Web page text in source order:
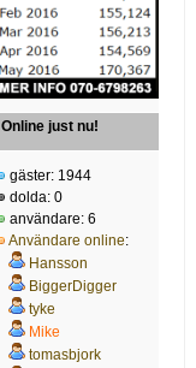
Online just nu!
gäster: 1944
dolda: 0
användare: 6
Användare online:
Hansson
BiggerDigger
tyke
Mike
tomasbjork